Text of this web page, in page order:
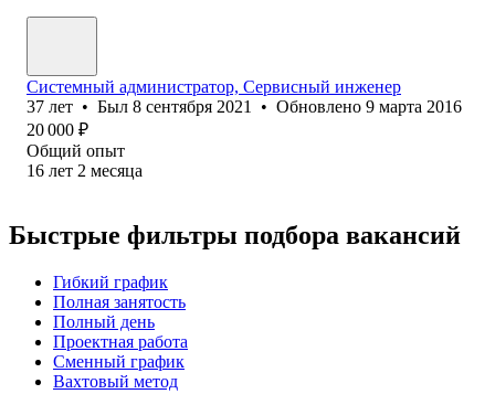
Системный администратор, Сервисный инженер
37 лет • Был 8 сентября 2021 • Обновлено 9 марта 2016
20 000 ₽
Общий опыт
16 лет 2 месяца
Быстрые фильтры подбора вакансий
Гибкий график
Полная занятость
Полный день
Проектная работа
Сменный график
Вахтовый метод